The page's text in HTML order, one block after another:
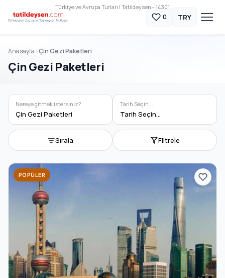
Türkiye ve Avrupa Turları | Tatildeysen - 14301
0 TRY
Anasayfa Çin Gezi Paketleri
Çin Gezi Paketleri
Nereye gitmek istersiniz?
Çin Gezi Paketleri
Tarih Seçin...
Tarih Seçin...
Sırala Filtrele
POPÜLER